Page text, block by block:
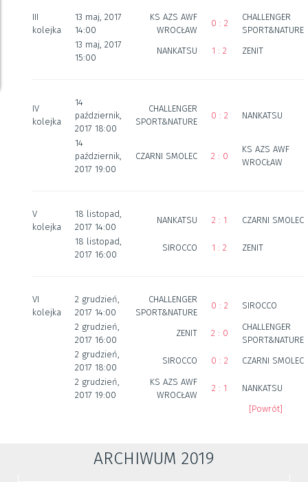
III
kolejka
13 maj, 2017
14:00
KS AZS AWF
WROCŁAW
0 : 2
CHALLENGER
SPORT&NATURE
13 maj, 2017
15:00
NANKATSU 1 : 2 ZENIT
IV
kolejka
14
październik,
2017 18:00
CHALLENGER
SPORT&NATURE
0 : 2 NANKATSU
14
październik,
2017 19:00
CZARNI SMOLEC 2 : 0
KS AZS AWF
WROCŁAW
V
kolejka
18 listopad,
2017 14:00
NANKATSU 2 : 1 CZARNI SMOLEC
18 listopad,
2017 16:00
SIROCCO 1 : 2 ZENIT
VI
kolejka
2 grudzień,
2017 14:00
CHALLENGER
SPORT&NATURE
0 : 2 SIROCCO
2 grudzień,
2017 16:00
ZENIT 2 : 0
CHALLENGER
SPORT&NATURE
2 grudzień,
2017 18:00
SIROCCO 0 : 2 CZARNI SMOLEC
2 grudzień,
2017 19:00
KS AZS AWF
WROCŁAW
2 : 1
NANKATSU
[Powrót]
ARCHIWUM 2019